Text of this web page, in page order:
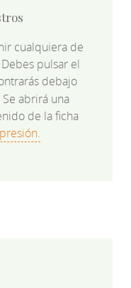
cualquiera de
pulsar el
debajo
abrirá una
de la ficha